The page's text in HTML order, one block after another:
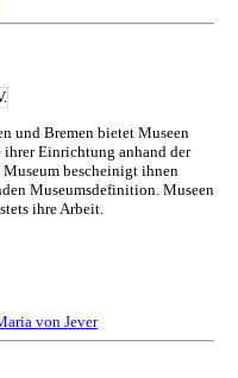
und Bremen bietet Museen
ihrer Einrichtung anhand der
bescheinigt ihnen
Museumsdefinition. Museen
ihre Arbeit.
von Jever